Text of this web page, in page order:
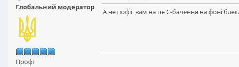
Глобальний модератор
Профі
А не пофіг вам на це Є-бачення на фоні